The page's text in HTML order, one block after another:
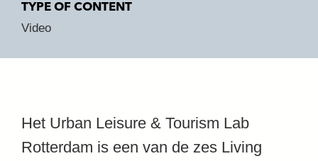
TYPE OF CONTENT
Video
Het Urban Leisure & Tourism Lab
Rotterdam is een van de zes Living